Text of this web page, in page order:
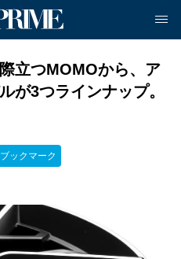
立つMOMOから、ア
が3つラインナップ。
ブックマーク